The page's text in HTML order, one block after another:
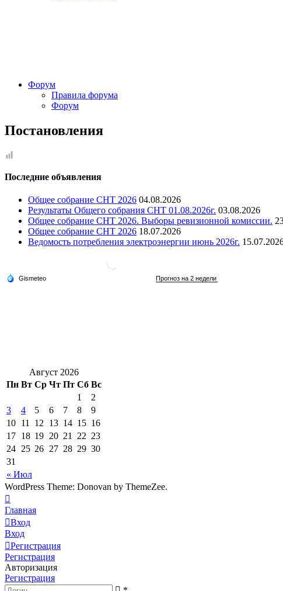
Форум
Правила форума
Форум
Постановления
Последние объявления
Общее собрание СНТ 2026 04.08.2026
Результаты Общего собрания СНТ 01.08.2026г. 03.08.2026
Общее собрание СНТ 2026. Выборы ревизионной комиссии.
Общее собрание СНТ 2026 18.07.2026
Ведомость потребления электроэнергии июнь 2026г.
Август 2026
Пн Вт Ср Чт Пт Сб Вс
« Июл
1
2
3
4 5 6 7 8
9
10 11 12 13 14 15 16
17 18 19 20 21 22 23
24 25 26 27 28 29 30
31
WordPress Theme: Donovan by ThemeZee.
Главная
Вход
Вход
Регистрация
Регистрация
Авторизация
Регистрация